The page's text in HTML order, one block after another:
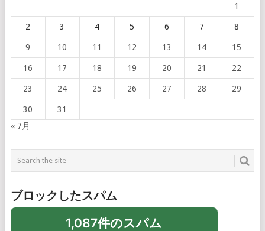
1
2 3 4 5 6 7 8
9 10 11 12 13 14 15
16 17 18 19 20 21 22
23 24 25 26 27 28 29
30
31
« 7月
ブロックしたスパム
1,087件のスパム